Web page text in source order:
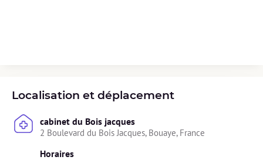
Localisation et déplacement
cabinet du Bois jacques
2 Boulevard du Bois Jacques, Bouaye, France
Horaires